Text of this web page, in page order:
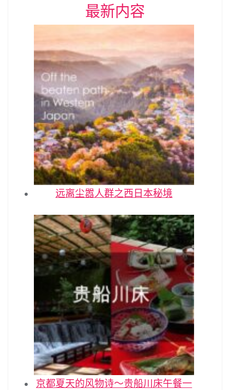
最新内容
远离尘嚣人群之西日本秘境
京都夏天的风物诗～贵船川床午餐一